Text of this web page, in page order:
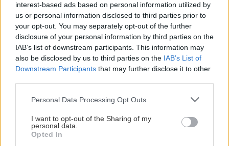
interest-based ads based on personal information utilized by
us or personal information disclosed to third parties prior to
your opt-out. You may separately opt-out of the further
disclosure of your personal information by third parties on the
IAB’s list of downstream participants. This information may
also be disclosed by us to third parties on the IAB’s List of
Downstream Participants that may further disclose it to other
Please note that this website/app uses one or more Google
not limited to your visit or usage behaviour. You may click to
grant or deny consent to Google and its third-party tags to
use your data for below specified purposes in below Google
Personal Data Processing Opt Outs
I want to opt-out of the Sharing of my
personal data.
Opted In